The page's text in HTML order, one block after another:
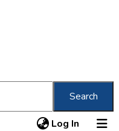
Search
Log In (current)